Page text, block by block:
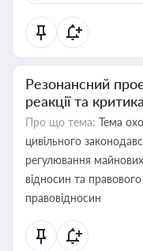
Резонансний
реакції та критика
Про що тема: Тема
цивільного
регулювання
відносин та
правовідносин